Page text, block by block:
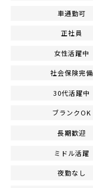
車通勤可
正社員
女性活躍中
社会保険完備
30代活躍中
ブランクOK
長期歓迎
ミドル活躍
夜勤なし